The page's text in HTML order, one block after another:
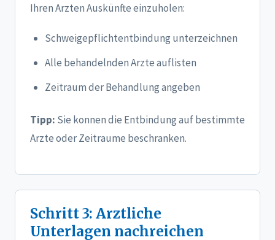
Ihren Arzten Auskünfte einzuholen:
Schweigepflichtentbindung unterzeichnen
Alle behandelnden Arzte auflisten
Zeitraum der Behandlung angeben
Tipp: Sie konnen die Entbindung auf bestimmte
Arzte oder Zeitraume beschranken.
Schritt 3: Arztliche
Unterlagen nachreichen